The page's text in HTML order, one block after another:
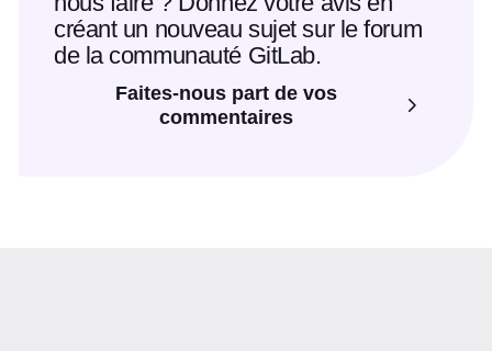
créant un nouveau sujet sur le forum
de la communauté GitLab.
Faites-nous part de vos
commentaires